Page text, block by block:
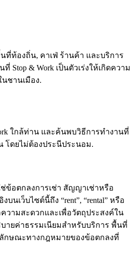
ที่ท้องถิ่น, คาเฟ่ ร้านค้า และบริการ
Stop & Work เป็นตัวเร่งให้เกิดความ
ชานเมือง.
ใกล้ท่าน และค้นพบวิธีการทำงานที่
โดยไม่ต้องประนีประนอม.
ช่ข้อตกลงการเช่า สัญญาเช่าหรือ
นเว็บไซต์นี้ถึง “rent”, “rental” หรือ
อความสะดวกและเพื่อวัตถุประสงค์ใน
ายค่าธรรมเนียมสำหรับบริการ พื้นที่
กษณะทางกฎหมายของข้อตกลงที่